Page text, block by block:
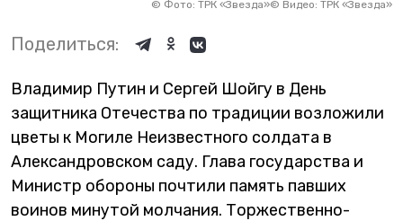
© Фото: ТРК «Звезда»© Видео: ТРК «Звезда»
Поделиться:
Владимир Путин и Сергей Шойгу в День
защитника Отечества по традиции возложили
цветы к Могиле Неизвестного солдата в
Александровском саду. Глава государства и
Министр обороны почтили память павших
воинов минутой молчания. Торжественно-